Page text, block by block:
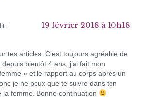
: 19 février 2018 à 10h18
tes articles. C’est toujours agréable de
bientôt 4 ans, j’ai fait mon
» et le rapport au corps après un
je ne peux que te suivre dans ton
la femme. Bonne continuation